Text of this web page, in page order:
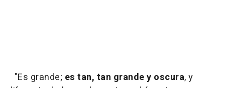
"Es grande; es tan, tan grande y oscura, y